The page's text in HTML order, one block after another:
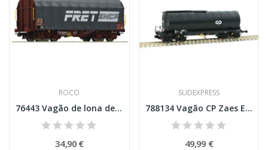
ROCO
76443 Vagão de lona deslizante, SNCF Esc H0
34,90 €
SUDEXPRESS
788134 Vagão CP Zaes Esc H0
49,99 €